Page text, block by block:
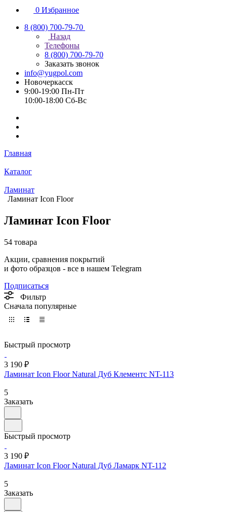
0 Избранное
8 (800) 700-79-70
Назад
Телефоны
8 (800) 700-79-70
Заказать звонок
info@yugpol.com
Новочеркаcск
9:00-19:00 Пн-Пт
10:00-18:00 Cб-Вс
Главная
Каталог
Ламинат
Ламинат Icon Floor
Ламинат Icon Floor
54 товара
Акции, сравнения покрытий
и фото образцов - все в нашем Telegram
Подписаться
Фильтр
Сначала популярные
Быстрый просмотр
3 190 ₽
Ламинат Icon Floor Natural Дуб Клементс NT-113
5
Заказать
Быстрый просмотр
3 190 ₽
Ламинат Icon Floor Natural Дуб Ламарк NT-112
5
Заказать